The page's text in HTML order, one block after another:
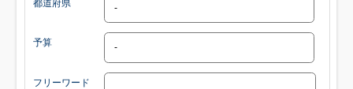
都道府県
予算
フリーワード